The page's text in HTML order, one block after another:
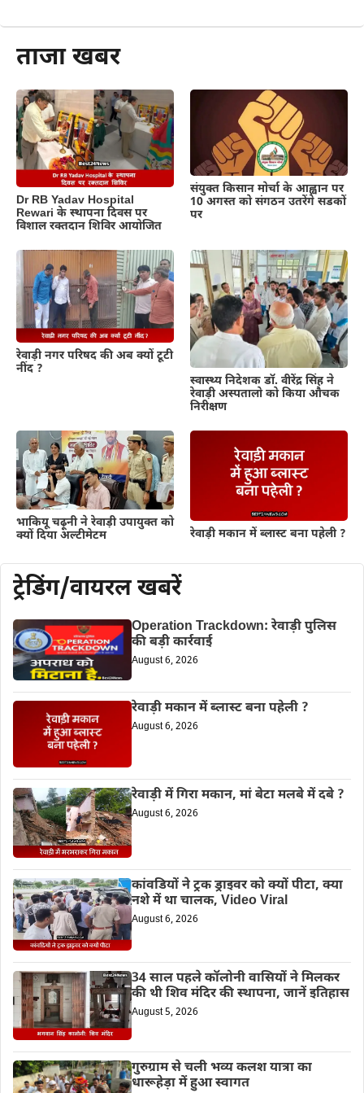
ताजा खबर
Dr RB Yadav Hospital
Rewari के स्थापना दिवस पर
विशाल रक्तदान शिविर आयोजित
संयुक्त किसान मोर्चा के आह्वान पर
10 अगस्त को संगठन उतरेंगे सडकों
पर
रेवाड़ी नगर परिषद की अब क्यों टूटी
नींद ?
स्वास्थ्य निदेशक डॉ. वीरेंद्र सिंह ने
रेवाड़ी अस्पतालो को किया औचक
निरीक्षण
भाकियू चढ़ूनी ने रेवाड़ी उपायुक्त को
क्यों दिया अल्टीमेटम
रेवाड़ी मकान में ब्लास्ट बना पहेली ?
ट्रेडिंग/वायरल खबरें
Operation Trackdown: रेवाड़ी पुलिस
की बड़ी कार्रवाई
August 6, 2026
रेवाड़ी मकान में ब्लास्ट बना पहेली ?
August 6, 2026
रेवाड़ी में गिरा मकान, मां बेटा मलबे में दबे ?
August 6, 2026
कांवडियों ने ट्रक ड्राइवर को क्यों पीटा, क्या
नशे में था चालक, Video Viral
August 6, 2026
34 साल पहले कॉलोनी वासियों ने मिलकर
की थी शिव मंदिर की स्थापना, जानें इतिहास
August 5, 2026
गुरुग्राम से चली भव्य कलश यात्रा का
धारूहेड़ा में हुआ स्वागत